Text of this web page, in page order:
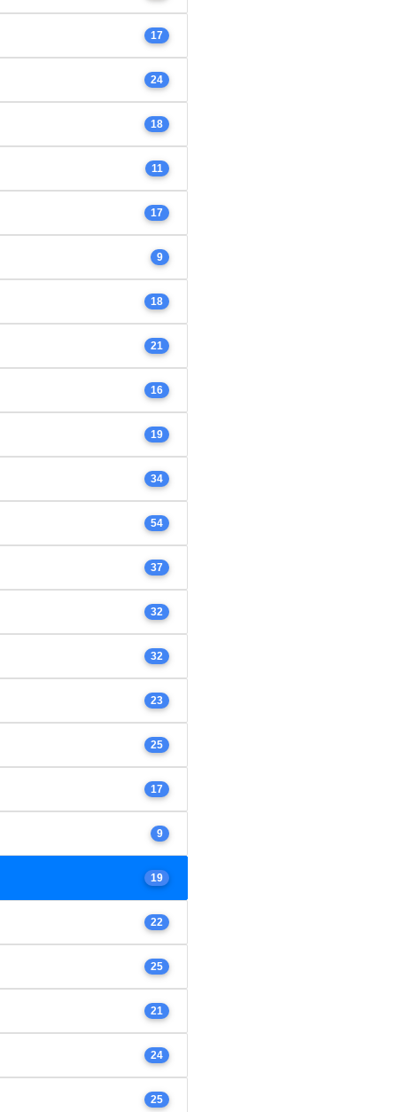
17
24
18
11
17
9
18
21
16
19
34
54
37
32
32
23
25
17
9
19
22
25
21
24
25